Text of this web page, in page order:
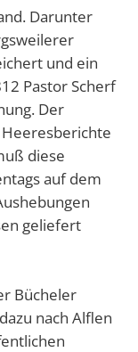
Darunter
und ein
Pastor Scherf
Der
diese
auf dem
geliefert
Bücheler
nach Alflen